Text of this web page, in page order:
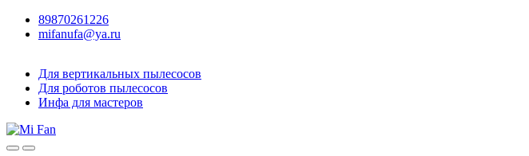
89870261226
mifanufa@ya.ru
Для вертикальных пылесосов
Для роботов пылесосов
Инфа для мастеров